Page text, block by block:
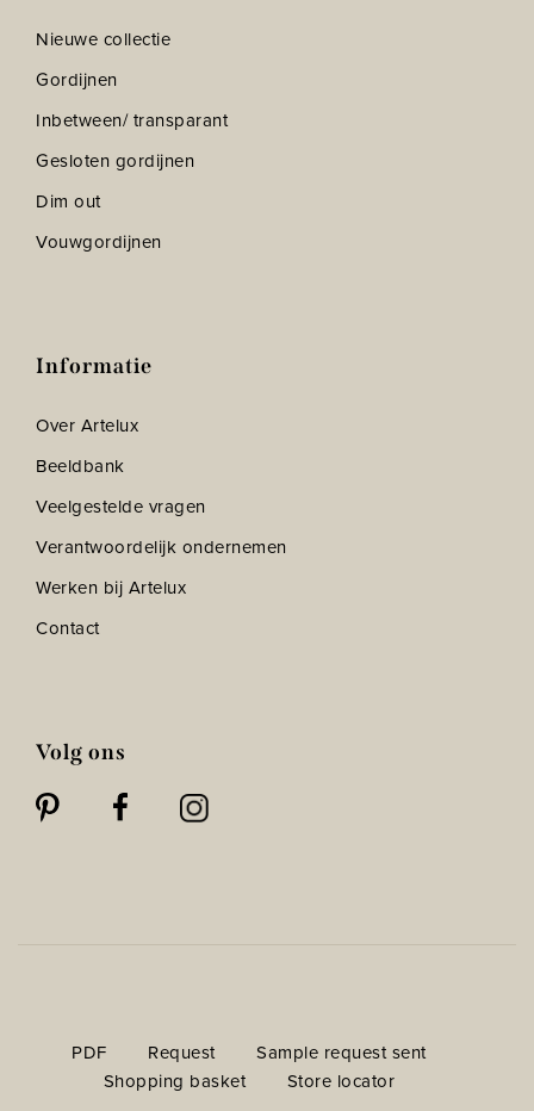
Nieuwe collectie
Gordijnen
Inbetween/ transparant
Gesloten gordijnen
Dim out
Vouwgordijnen
Informatie
Over Artelux
Beeldbank
Veelgestelde vragen
Verantwoordelijk ondernemen
Werken bij Artelux
Contact
Volg ons
PDF Request
Sample request sent
Shopping basket
Store locator